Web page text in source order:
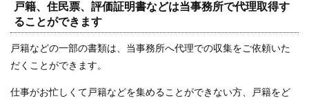
戸籍、住民票、評価証明書などは当事務所で代理取得す
ることができます
戸籍などの一部の書類は、当事務所へ代理での収集をご依頼いた
だくことができます。
仕事がお忙しくて戸籍などを集めることができない方、戸籍をど